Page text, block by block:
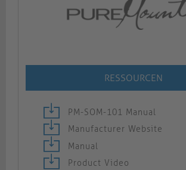
RESSOURCEN
PM-SOM-101 Manual
Manufacturer Website
Manual
Product Video